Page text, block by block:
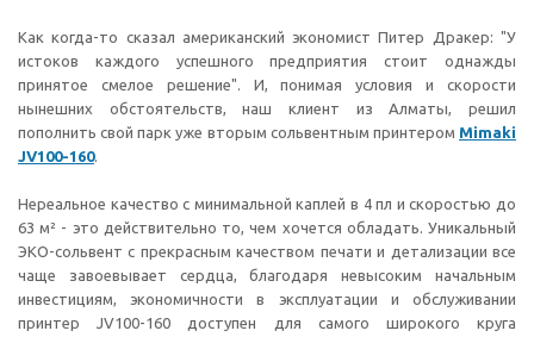
Как когда-то сказал американский экономист Питер Дракер: "У
истоков каждого успешного предприятия стоит однажды
принятое смелое решение". И, понимая условия и скорости
нынешних обстоятельств, наш клиент из Алматы, решил
пополнить свой парк уже вторым сольвентным принтером Mimaki
JV100-160.
Нереальное качество с минимальной каплей в 4 пл и скоростью до
63 м² - это действительно то, чем хочется обладать. Уникальный
ЭКО-сольвент с прекрасным качеством печати и детализации все
чаще завоевывает сердца, благодаря невысоким начальным
инвестициям, экономичности в эксплуатации и обслуживании
принтер JV100-160 доступен для самого широкого круга